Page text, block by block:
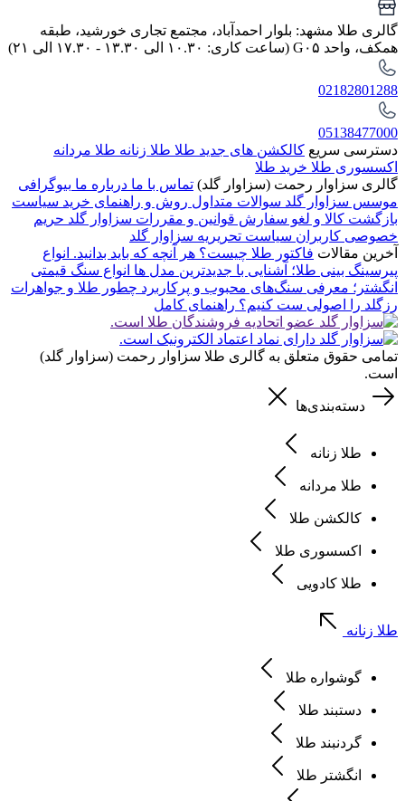
گالری طلا مشهد: بلوار احمدآباد، مجتمع تجاری خورشید، طبقه
همکف، واحد G۰۵ (ساعت کاری: ۱۰.۳۰ الی ۱۳.۳۰ - ۱۷.۳۰ الی ۲۱)
02182801288
05138477000
دسترسی سریع کالکشن های جدید طلا طلا زنانه طلا مردانه
اکسسوری طلا خرید طلا
گالری سزاوار رحمت (سزاوار گلد) تماس با ما درباره ما بیوگرافی
موسس سزاوار گلد سوالات متداول روش و راهنمای خرید سیاست
بازگشت کالا و لغو سفارش قوانین و مقررات سزاوار گلد حریم
خصوصی کاربران سیاست تحریریه سزاوار گلد
آخرین مقالات فاکتور طلا چیست؟ هر آنچه که باید بدانید. انواع
پیرسینگ بینی طلا؛ آشنایی با جدیدترین مدل ها انواع سنگ قیمتی
انگشتر؛ معرفی سنگ‌های محبوب و پرکاربرد چطور طلا و جواهرات
رزگلد را اصولی ست کنیم؟ راهنمای کامل
تمامی حقوق متعلق به گالری طلا سزاوار رحمت (سزاوار گلد)
است.
دسته‌بندی‌ها
طلا زنانه
طلا مردانه
کالکشن طلا
اکسسوری طلا
طلا کادویی
طلا زنانه
گوشواره طلا
دستبند طلا
گردنبند طلا
انگشتر طلا